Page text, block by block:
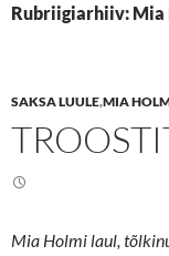
Rubriigiarhiiv: Mia
SAKSA LUULE,MIA
Mia Holmi laul,